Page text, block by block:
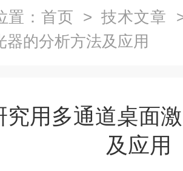
置： 首页 > 技术文章
器的分析方法及应用
究用多通道桌面
及应用